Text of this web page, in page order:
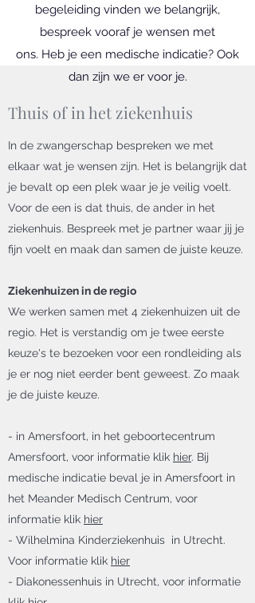
Thuis of in het ziekenhuis
In de zwangerschap bespreken we met
elkaar wat je wensen zijn. Het is belangrijk dat
je bevalt op een plek waar je je veilig voelt.
Voor de een is dat thuis, de ander in het
ziekenhuis. Bespreek met je partner waar jij je
fijn voelt en maak dan samen de juiste keuze.
Ziekenhuizen in de regio
We werken samen met 4 ziekenhuizen uit de
regio. Het is verstandig om je twee eerste
keuze's te bezoeken voor een rondleiding als
je er nog niet eerder bent geweest. Zo maak
je de juiste keuze.
- in Amersfoort, in het geboortecentrum
Amersfoort, voor informatie klik hier. Bij
medische indicatie beval je in Amersfoort in
het Meander Medisch Centrum, voor
informatie klik hier
- Wilhelmina Kinderziekenhuis in Utrecht.
Voor informatie klik hier
- Diakonessenhuis in Utrecht, voor informatie
begeleiding vinden we belangrijk,
bespreek vooraf je wensen met
ons. Heb je een medische indicatie? Ook
dan zijn we er voor je.